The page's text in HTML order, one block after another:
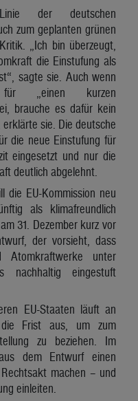
der deutschen
zum geplanten grünen
„Ich bin überzeugt,
die Einstufung als
sagte sie. Auch wenn
„einen kurzen
brauche es dafür kein
sie. Die deutsche
die neue Einstufung für
eingesetzt und nur die
deutlich abgelehnt.
die EU-Kommission neu
als klimafreundlich
31. Dezember kurz vor
der vorsieht, dass
unter
nachhaltig eingestuft
EU-Staaten läuft an
Frist aus, um zum
zu beziehen. Im
dem Entwurf einen
machen – und
einleiten.